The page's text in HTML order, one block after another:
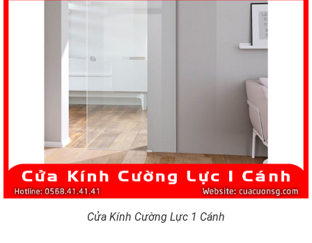
Cửa Kính Cường Lực 1 Cánh